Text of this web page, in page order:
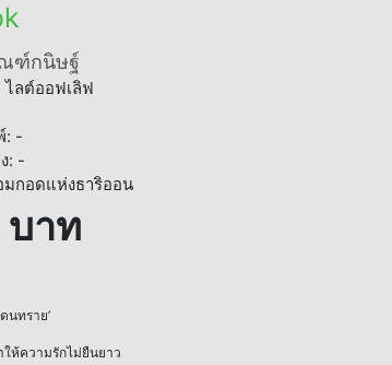
ฑ์กนิษฐ์
ลต์ออฟเลิฟ
: -
: -
กอดแห่งธาริออน
าท
นทราย’
ห้ความรักไม่ยืนยาว